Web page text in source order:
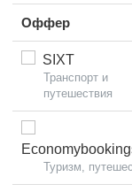
Оффер
SIXT
Транспорт и
путешествия
Туризм,